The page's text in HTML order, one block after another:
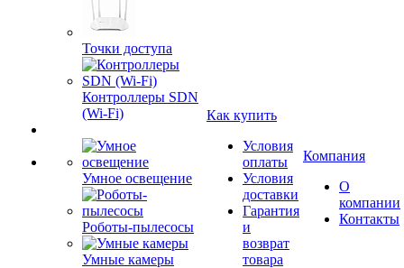
Точки доступа
Контроллеры SDN
(Wi-Fi)
Умное освещение
Роботы-пылесосы
Умные камеры
Как купить
Условия
оплаты
Условия
доставки
Гарантия
и
возврат
товара
Компания
О
компании
Контакты